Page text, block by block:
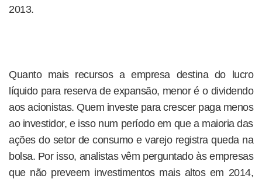
2013.
Quanto mais recursos a empresa destina do lucro
líquido para reserva de expansão, menor é o dividendo
aos acionistas. Quem investe para crescer paga menos
ao investidor, e isso num período em que a maioria das
ações do setor de consumo e varejo registra queda na
bolsa. Por isso, analistas vêm perguntado às empresas
que não preveem investimentos mais altos em 2014,